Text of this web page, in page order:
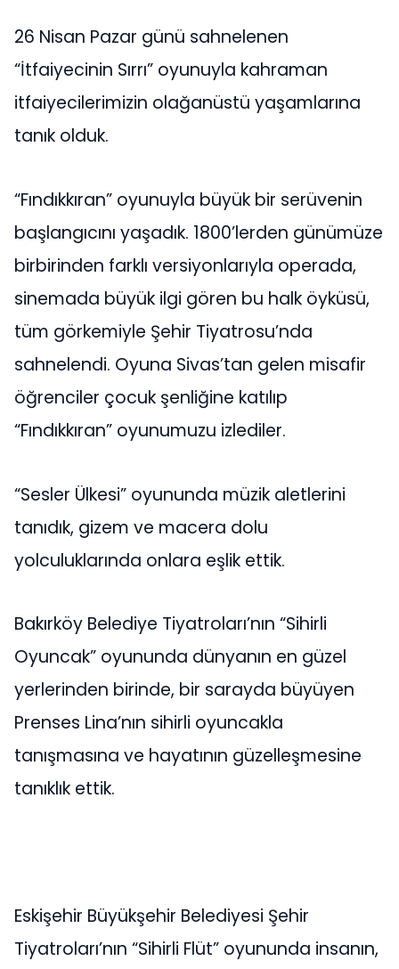
26 Nisan Pazar günü sahnelenen
“İtfaiyecinin Sırrı” oyunuyla kahraman
itfaiyecilerimizin olağanüstü yaşamlarına
tanık olduk.
“Fındıkkıran” oyunuyla büyük bir serüvenin
başlangıcını yaşadık. 1800’lerden günümüze
birbirinden farklı versiyonlarıyla operada,
sinemada büyük ilgi gören bu halk öyküsü,
tüm görkemiyle Şehir Tiyatrosu’nda
sahnelendi. Oyuna Sivas’tan gelen misafir
öğrenciler çocuk şenliğine katılıp
“Fındıkkıran” oyunumuzu izlediler.
“Sesler Ülkesi” oyununda müzik aletlerini
tanıdık, gizem ve macera dolu
yolculuklarında onlara eşlik ettik.
Bakırköy Belediye Tiyatroları’nın “Sihirli
Oyuncak” oyununda dünyanın en güzel
yerlerinden birinde, bir sarayda büyüyen
Prenses Lina’nın sihirli oyuncakla
tanışmasına ve hayatının güzelleşmesine
tanıklık ettik.
Eskişehir Büyükşehir Belediyesi Şehir
Tiyatroları’nın “Sihirli Flüt” oyununda insanın,